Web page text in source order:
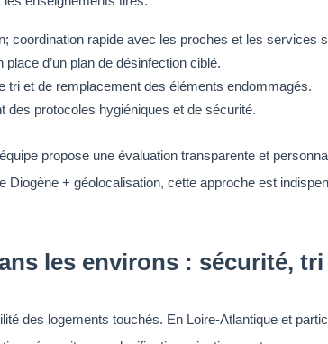
coordination rapide avec les proches et les services
d’un plan de désinfection ciblé.
tri et de remplacement des éléments endommagés.
protocoles hygiéniques et de sécurité.
propose une évaluation transparente et
+ géolocalisation, cette approche est
les environs : sécurité,
des logements touchés. En Loire-Atlantique et